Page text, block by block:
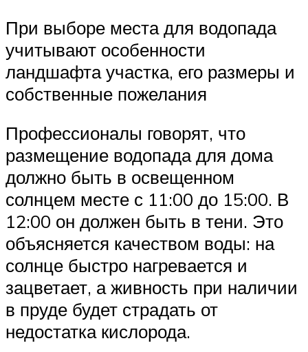
При выборе места для водопада
учитывают особенности
ландшафта участка, его размеры и
собственные пожелания
Профессионалы говорят, что
размещение водопада для дома
должно быть в освещенном
солнцем месте с 11:00 до 15:00. В
12:00 он должен быть в тени. Это
объясняется качеством воды: на
солнце быстро нагревается и
зацветает, а живность при наличии
в пруде будет страдать от
недостатка кислорода.